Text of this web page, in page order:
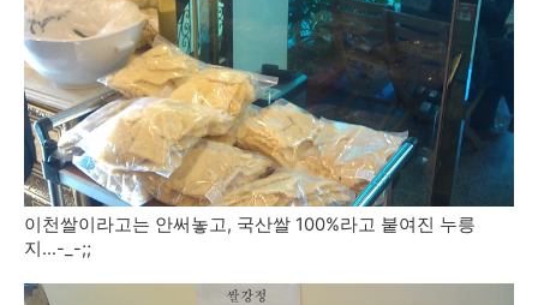
이천쌀이라고는 안써놓고, 국산쌀 100%라고 붙여진 누릉
지...-_-;;